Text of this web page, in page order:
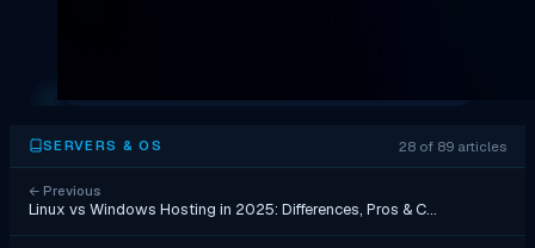
SERVERS & OS 28 of 89 articles
← Previous
Linux vs Windows Hosting in 2025: Differences, Pros & C…